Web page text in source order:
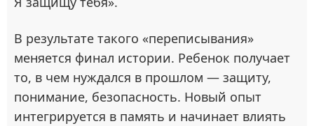
В результате такого «переписывания»
меняется финал истории. Ребенок получает
то, в чем нуждался в прошлом — защиту,
понимание, безопасность. Новый опыт
интегрируется в память и начинает влиять